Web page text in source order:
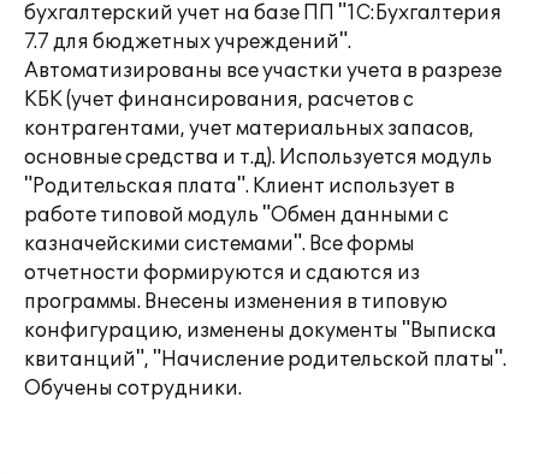
бухгалтерский учет на базе ПП "1С:Бухгалтерия
7.7 для бюджетных учреждений".
Автоматизированы все участки учета в разрезе
КБК (учет финансирования, расчетов с
контрагентами, учет материальных запасов,
основные средства и т.д). Используется модуль
"Родительская плата". Клиент использует в
работе типовой модуль "Обмен данными с
казначейскими системами". Все формы
отчетности формируются и сдаются из
программы. Внесены изменения в типовую
конфигурацию, изменены документы "Выписка
квитанций", "Начисление родительской платы".
Обучены сотрудники.